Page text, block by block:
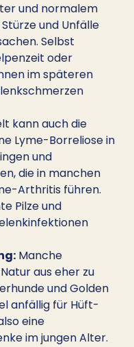
und normalem
und Unfälle
Selbst
oder
im späteren
kann auch die
Lyme-Borreliose in
und
die in manchen
Arthritis führen.
Pilze und
Manche
aus eher zu
und Golden
anfällig für Hüft-
eine
im jungen Alter.